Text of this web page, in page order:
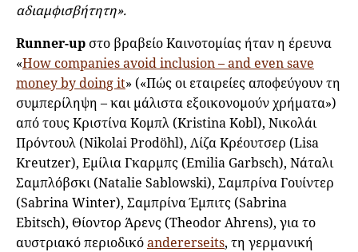
αδιαμφισβήτητη».
Runner-up στο βραβείο Καινοτομίας ήταν η έρευνα
«How companies avoid inclusion – and even save
money by doing it» («Πώς οι εταιρείες αποφεύγουν τη
συμπερίληψη – και μάλιστα εξοικονομούν χρήματα»)
από τους Κριστίνα Κομπλ (Kristina Kobl), Νικολάι
Πρόντουλ (Nikolai Prodöhl), Λίζα Κρέουτσερ (Lisa
Kreutzer), Εμίλια Γκαρμπς (Emilia Garbsch), Νάταλι
Σαμπλόβσκι (Natalie Sablowski), Σαμπρίνα Γουίντερ
(Sabrina Winter), Σαμπρίνα Έμπιτς (Sabrina
Ebitsch), Θίοντορ Άρενς (Theodor Ahrens), για το
αυστριακό περιοδικόandererseits, τη γερμανική